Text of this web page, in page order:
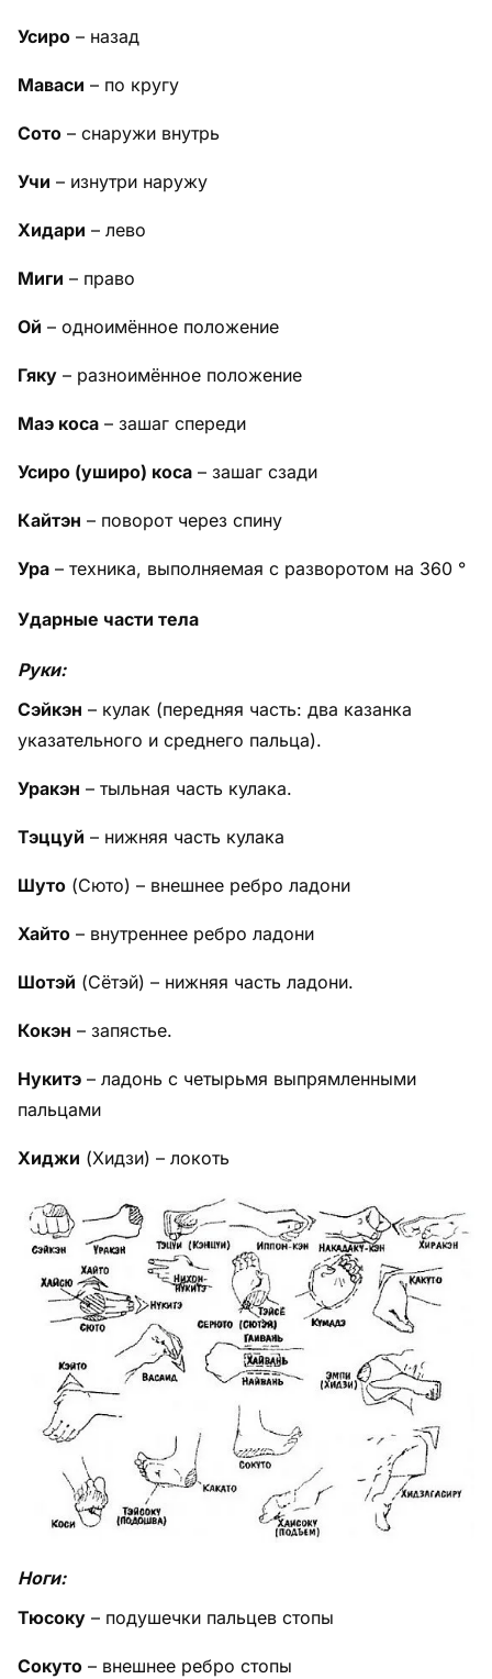
Усиро – назад
Маваси – по кругу
Сото – снаружи внутрь
Учи – изнутри наружу
Хидари – лево
Миги – право
Ой – одноимённое положение
Гяку – разноимённое положение
Маэ коса – зашаг спереди
Усиро (уширо) коса – зашаг сзади
Кайтэн – поворот через спину
Ура – техника, выполняемая с разворотом на 360 °
Ударные части тела
Руки:
Сэйкэн – кулак (передняя часть: два казанка
указательного и среднего пальца).
Уракэн – тыльная часть кулака.
Тэццуй – нижняя часть кулака
Шуто (Сюто) – внешнее ребро ладони
Хайто – внутреннее ребро ладони
Шотэй (Сётэй) – нижняя часть ладони.
Кокэн – запястье.
Нукитэ – ладонь с четырьмя выпрямленными
пальцами
Хиджи (Хидзи) – локоть
Ноги:
Тюсоку – подушечки пальцев стопы
Сокуто – внешнее ребро стопы